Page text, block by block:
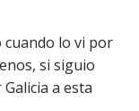
cuando lo vi por
si siguio
a esta